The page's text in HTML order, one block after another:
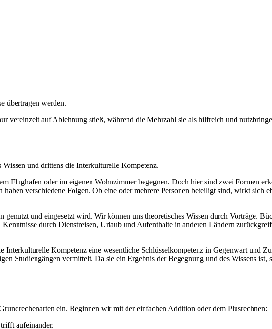
übertragen werden.
vereinzelt auf Ablehnung stieß, während die Mehrzahl sie als hilfreich und
und drittens die Interkulturelle Kompetenz.
Flughafen oder im eigenen Wohnzimmer begegnen. Doch hier sind zwei Formen
verschiedene Folgen. Ob eine oder mehrere Personen beteiligt sind, wirkt sich
und eingesetzt wird. Wir können uns theoretisches Wissen durch Vorträge,
durch Dienstreisen, Urlaub und Aufenthalte in anderen Ländern
Interkulturelle Kompetenz eine wesentliche Schlüsselkompetenz in Gegenwart und
Studiengängen vermittelt. Da sie ein Ergebnis der Begegnung und des Wissens ist,
ein. Beginnen wir mit der einfachen Addition oder dem Plusrechnen:
aufeinander.